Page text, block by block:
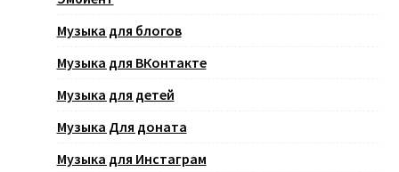
Музыка для блогов
Музыка для ВКонтакте
Музыка для детей
Музыка Для доната
Музыка для Инстаграм